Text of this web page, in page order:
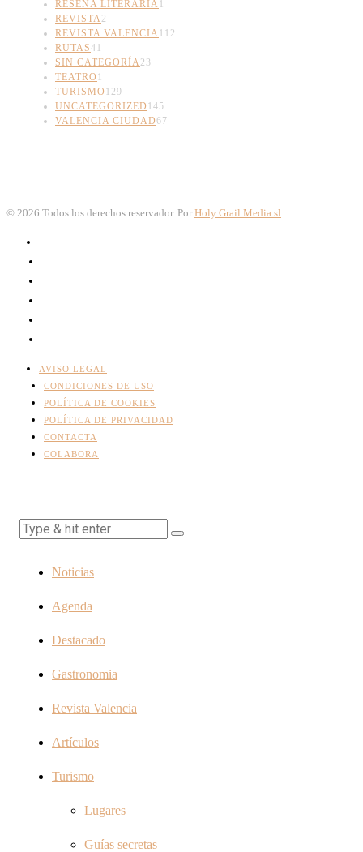
RESEÑA LITERARIA 1
REVISTA 2
REVISTA VALENCIA 112
RUTAS41
SIN CATEGORÍA 23
TEATRO 1
TURISMO 129
UNCATEGORIZED 145
VALENCIA CIUDAD67
© 2026 Todos los derechos reservador. Por Holy Grail Media sl
AVISO LEGAL
CONDICIONES DE USO
POLÍTICA DE COOKIES
POLÍTICA DE PRIVACIDAD
CONTACTA
COLABORA
Noticias
Agenda
Destacado
Gastronomia
Revista Valencia
Artículos
Turismo
Lugares
Guías secretas